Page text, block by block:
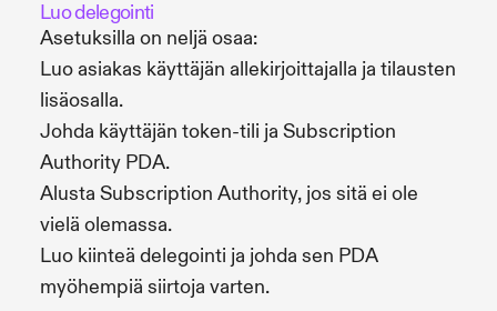
Luo delegointi
Asetuksilla on neljä osaa:
Luo asiakas käyttäjän allekirjoittajalla ja tilausten
lisäosalla.
Johda käyttäjän token-tili ja Subscription
Authority PDA.
Alusta Subscription Authority, jos sitä ei ole
vielä olemassa.
Luo kiinteä delegointi ja johda sen PDA
myöhempiä siirtoja varten.